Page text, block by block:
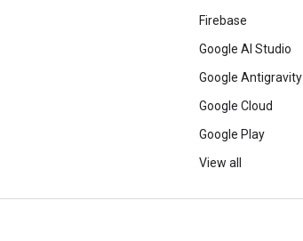
Firebase
Google AI Studio
Google Antigravity
Google Cloud
Google Play
View all